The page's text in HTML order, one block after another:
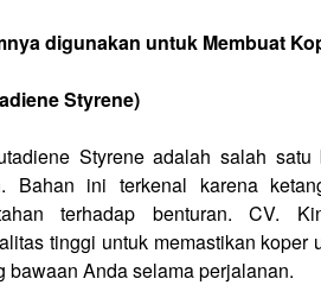
digunakan untuk Membuat
Styrene)
Styrene adalah salah
Bahan ini terkenal karena
terhadap benturan. CV.
tinggi untuk memastikan
bawaan Anda selama perjalanan.